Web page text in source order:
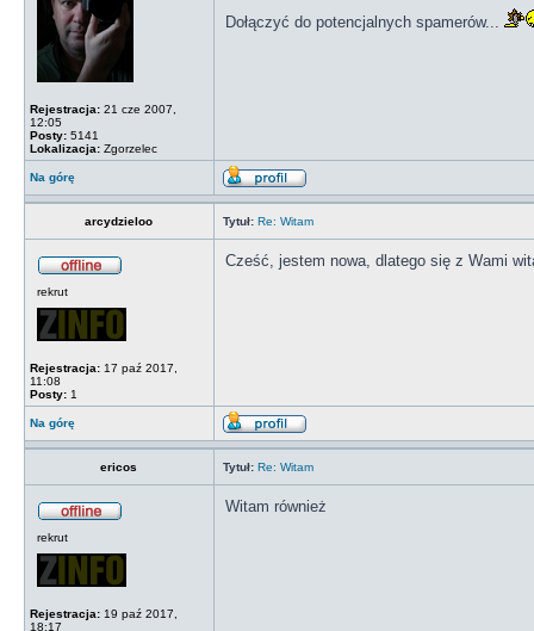
Rejestracja: 21 cze 2007,
12:05
Posty: 5141
Lokalizacja: Zgorzelec
Dołączyć do potencjalnych spamerów...
Na górę
arcydzieloo Tytuł: Re: Witam
rekrut
Rejestracja: 17 paź 2017,
11:08
Posty: 1
Cześć, jestem nowa, dlatego się z Wami
Na górę
ericos Tytuł: Re: Witam
rekrut
Rejestracja: 19 paź 2017,
18:17
Witam również